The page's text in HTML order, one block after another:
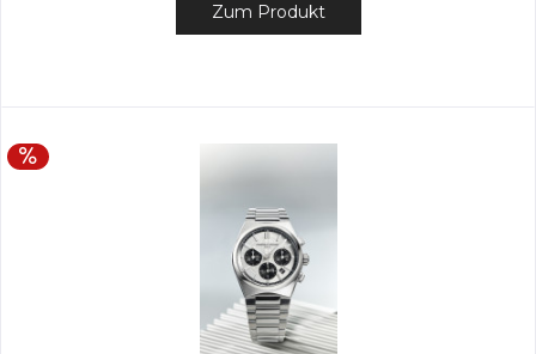
Zum Produkt